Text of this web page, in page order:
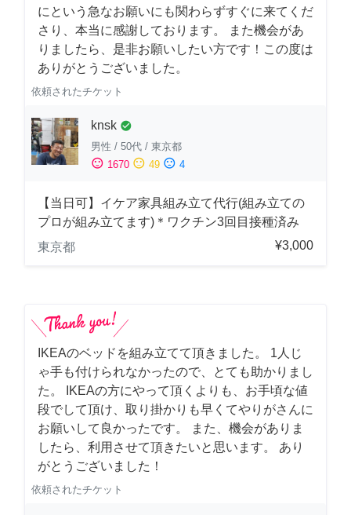
にという急なお願いにも関わらずすぐに来てくだ
さり、本当に感謝しております。 また機会があ
りましたら、是非お願いしたい方です！この度は
ありがとうございました。
依頼されたチケット
knsk check_circle
男性 / 50代 / 東京都
sentiment_satisfied 1670 sentiment_neutral 49 sentiment_dissatisfied 4
【当日可】イケア家具組み立て代行(組み立ての
プロが組み立てます)＊ワクチン3回目接種済み
東京都
¥3,000
IKEAのベッドを組み立てて頂きました。 1人じ
ゃ手も付けられなかったので、とても助かりまし
た。 IKEAの方にやって頂くよりも、お手頃な値
段でして頂け、取り掛かりも早くてやりがさんに
お願いして良かったです。 また、機会がありま
したら、利用させて頂きたいと思います。 あり
がとうございました！
依頼されたチケット